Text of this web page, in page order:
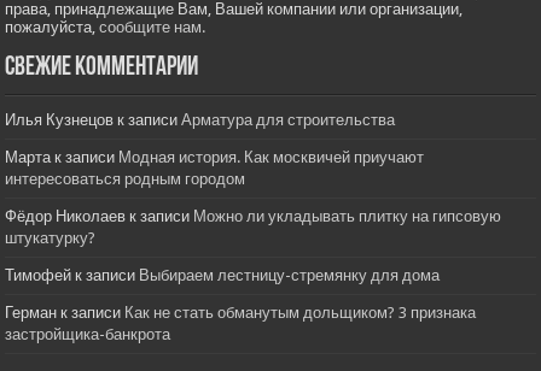
права, принадлежащие Вам, Вашей компании или организации,
пожалуйста,сообщите нам.
Свежие комментарии
Илья Кузнецов к записиАрматура для строительства
Мартак записи Модная история. Как москвичей приучают
интересоваться родным городом
Фёдор Николаев к записи Можно ли укладывать плитку на гипсовую
штукатурку?
Тимофей к записи Выбираем лестницу-стремянку для дома
Герман к записи Как не стать обманутым дольщиком? 3 признака
застройщика-банкрота